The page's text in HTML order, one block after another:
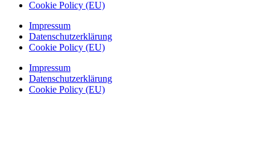
Cookie Policy (EU)
Impressum
Datenschutzerklärung
Cookie Policy (EU)
Impressum
Datenschutzerklärung
Cookie Policy (EU)